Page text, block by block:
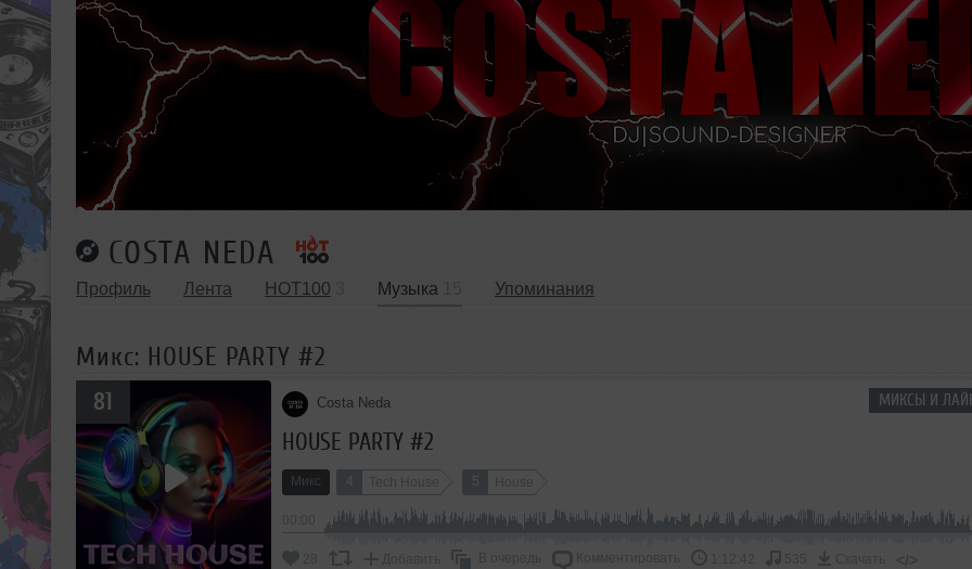
COSTA NEDA
Профиль Лента HOT100 Музыка Упоминания
Микс: HOUSE PARTY #2
МИКСЫ И
81 Costa Neda
HOUSE PARTY #2
Микс Tech House 5 House
28 Добавить В очередь Комментировать 1:12:42 535 Скачать </>